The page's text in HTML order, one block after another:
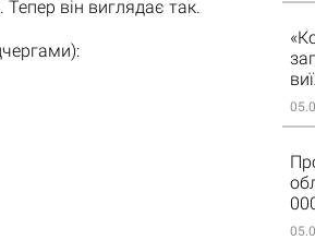
він виглядає так.